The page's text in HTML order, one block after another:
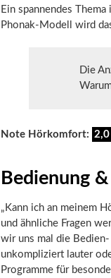
Ein spannendes
Phonak-Modell wird
Die
Note Hörkomfort: 2,0
Bedienung
„Kann ich an meinem
und ähnliche Fragen
wir uns mal die
unkompliziert lauter
Programme für